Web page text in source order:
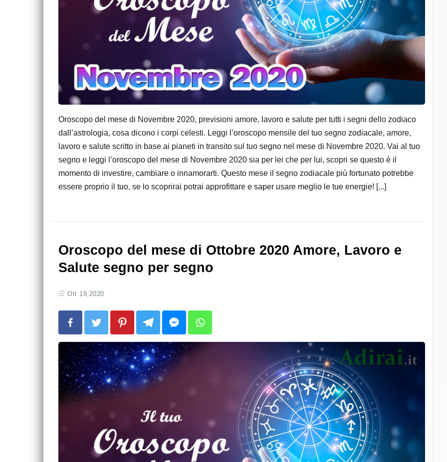
Oroscopo del mese di Novembre 2020, previsioni amore, lavoro e salute per tutti i segni dello zodiaco
dall’astrologia, cosa dicono i corpi celesti. Leggi l’oroscopo mensile del tuo segno zodiacale, amore,
lavoro e salute scritto in base ai pianeti in transito sul tuo segno nel mese di Novembre 2020. Vai al tuo
segno e leggi l’oroscopo del mese di Novembre 2020 sia per lei che per lui, scopri se questo è il
momento di investire, cambiare o innamorarti. Questo mese il segno zodiacale più fortunato potrebbe
essere proprio il tuo, se lo scoprirai potrai approfittare e saper usare meglio le tue energie! [...]
Oroscopo del mese di Ottobre 2020 Amore, Lavoro e
Salute segno per segno
Ott 19,2020